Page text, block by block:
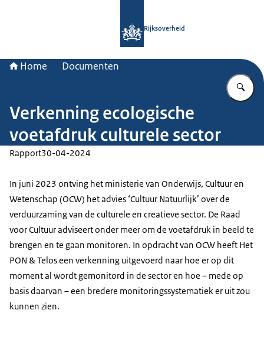
Rijksoverheid
Home Documenten
Verkenning ecologische
voetafdruk culturele sector
Rapport30-04-2024
In juni 2023 ontving het ministerie van Onderwijs, Cultuur en
Wetenschap (OCW) het advies ‘Cultuur Natuurlijk’ over de
verduurzaming van de culturele en creatieve sector. De Raad
voor Cultuur adviseert onder meer om de voetafdruk in beeld te
brengen en te gaan monitoren. In opdracht van OCW heeft Het
PON & Telos een verkenning uitgevoerd naar hoe er op dit
moment al wordt gemonitord in de sector en hoe – mede op
basis daarvan – een bredere monitoringssystematiek er uit zou
kunnen zien.